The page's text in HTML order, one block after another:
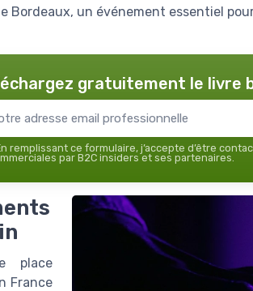
Bordeaux, un événement essentiel
gratuitement le livre
remplissant ce formulaire, j’accepte d’être
par B2C insiders et ses partenaires.
place
France